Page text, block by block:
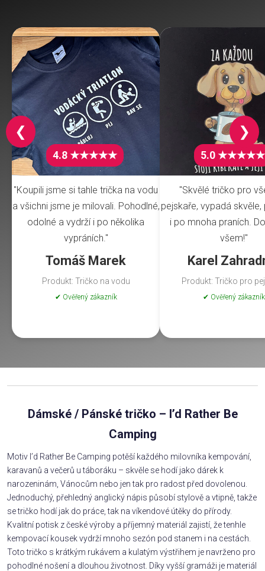
4.8 ★★★★★
"Koupili jsme si tahle trička na vodu
a všichni jsme je milovali. Pohodlné,
odolné a vydrží i po několika
vypráních."
Tomáš Marek
Produkt: Tričko na vodu
✔ Ověřený zákazník
5.0 ★★★★★
"Skvělé tričko pro
pejskaře, vypadá
i po mnoha praních.
všem!"
Karel
Produkt: Tričko pro
✔ Ověřený zákazník
❮ ❯
Dámské / Pánské tričko – I’d Rather Be
Camping
Motiv I’d Rather Be Camping potěší každého milovníka kempování,
karavanů a večerů u táboráku – skvěle se hodí jako dárek k
narozeninám, Vánocům nebo jen tak pro radost před dovolenou.
Jednoduchý, přehledný anglický nápis působí stylově a vtipně, takže
se tričko hodí jak do práce, tak na víkendové útěky do přírody.
Kvalitní potisk z české výroby a příjemný materiál zajistí, že tenhle
kempovací kousek vydrží mnoho sezón pod stanem i na cestách.
Toto tričko s krátkým rukávem a kulatým výstřihem je navrženo pro
pohodlné nošení a dlouhou životnost. Díky vyšší gramáži je materiál